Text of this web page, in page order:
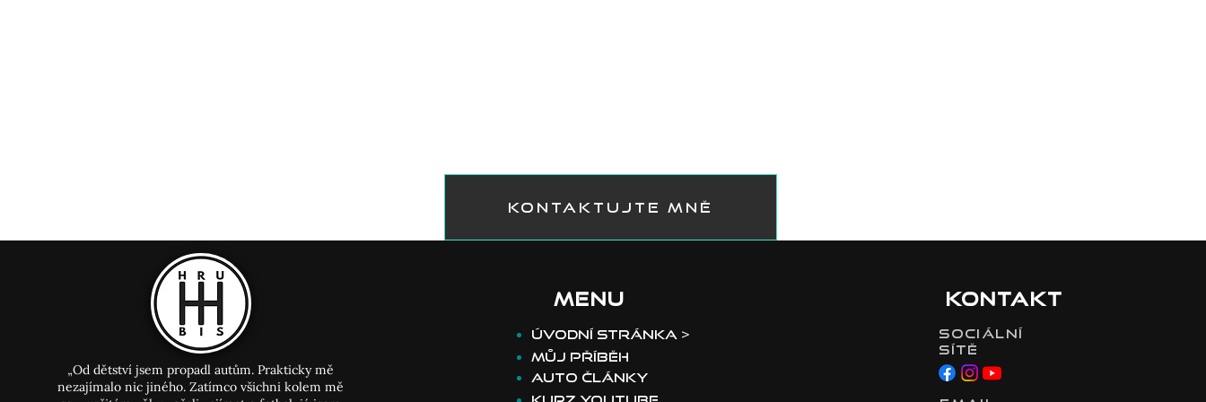
KONTAKTUJTE MNĚ
„Od dětství jsem propadl autům. Prakticky mě
nezajímalo nic jiného. Zatímco všichni kolem mě
MENU
​Úvodní stránka >
Můj příběh
Auto články
Kontakt
Sociální
sítě